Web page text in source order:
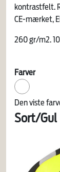
kontrastfelt.
CE-mærket,
260 gr/m2.
Farver
Den viste
Sort/Gul